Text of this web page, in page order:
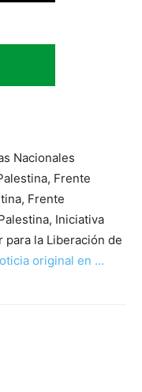
Nacionales
Frente
Frente
Iniciativa
para la Liberación de
original en …